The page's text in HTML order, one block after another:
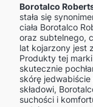
Borotalco
stała się
ciała Borotalco
oraz subtelnego,
lat kojarzony jest
Produkty tej
skutecznie
skórę
składowi,
suchości i